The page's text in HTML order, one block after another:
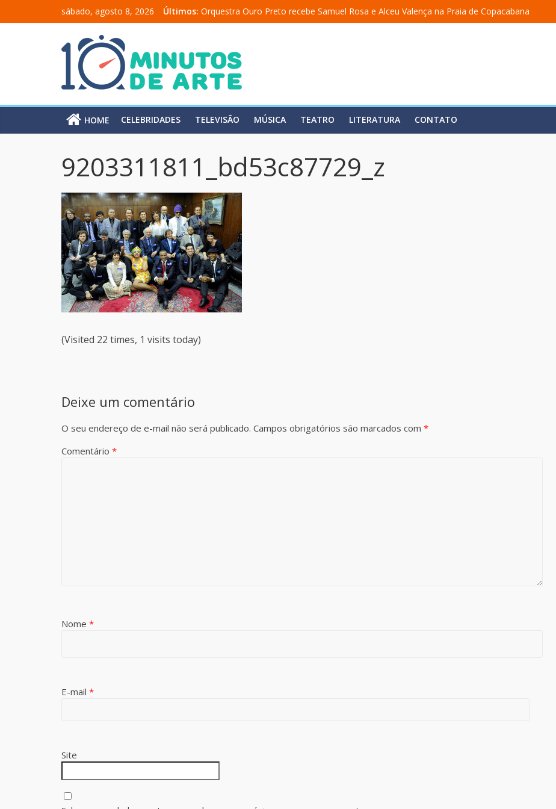
sábado, agosto 8, 2026 Últimos: Orquestra Ouro Preto recebe Samuel Rosa e Alceu Valença na Praia de Copacabana
“Comunicado a uma academia” ganha nova temporada na Fundição Progresso
Mônica Salmaso lança álbum em homenagem a Elizeth Cardoso
Carolina Chalita estreia o solo “Eu matei a Sherazade – Confissões De Uma Árabe Em Fúria”
HOME CELEBRIDADES TELEVISÃO MÚSICA TEATRO LITERATURA CONTATO
9203311811_bd53c87729_z
(Visited 22 times, 1 visits today)
Deixe um comentário
O seu endereço de e-mail não será publicado. Campos obrigatórios são marcados com *
Comentário *
Nome *
E-mail *
Site